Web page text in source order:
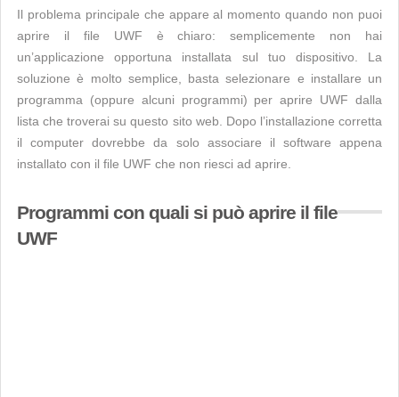
Il problema principale che appare al momento quando non puoi
aprire il file UWF è chiaro: semplicemente non hai
un’applicazione opportuna installata sul tuo dispositivo. La
soluzione è molto semplice, basta selezionare e installare un
programma (oppure alcuni programmi) per aprire UWF dalla
lista che troverai su questo sito web. Dopo l’installazione corretta
il computer dovrebbe da solo associare il software appena
installato con il file UWF che non riesci ad aprire.
Programmi con quali si può aprire il file
UWF